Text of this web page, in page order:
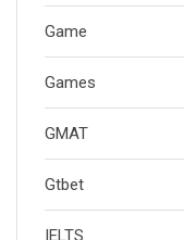
Game
Games
GMAT
Gtbet
IELTS